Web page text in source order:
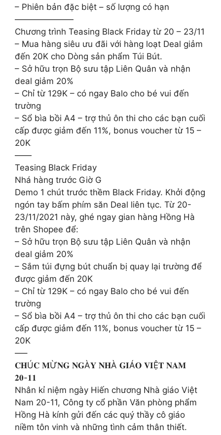
– Phiên bản đặc biệt – số lượng có hạn
———————
Chương trình Teasing Black Friday từ 20 – 23/11
– Mua hàng siêu ưu đãi với hàng loạt Deal giảm
đến 20K cho Dòng sản phẩm Túi Bút.
– Sở hữu trọn Bộ sưu tập Liên Quân và nhận
deal giảm 20%
– Chỉ từ 129K – có ngay Balo cho bé vui đến
trường
– Sổ bìa bồi A4 – trợ thủ ôn thi cho các bạn cuối
cấp được giảm đến 11%, bonus voucher từ 15 –
20K
——
Teasing Black Friday
Nhá hàng trước Giờ G
Demo 1 chút trước thềm Black Friday. Khởi động
ngón tay bấm phím săn Deal liên tục. Từ 20-
23/11/2021 này, ghé ngay gian hàng Hồng Hà
trên Shopee để:
– Sở hữu trọn Bộ sưu tập Liên Quân và nhận
deal giảm 20%
– Sắm túi đựng bút chuẩn bị quay lại trường để
được giảm đến 20K
– Chỉ từ 129K – có ngay Balo cho bé vui đến
trường
– Sổ bìa bồi A4 – trợ thủ ôn thi cho các bạn cuối
cấp được giảm đến 11%, bonus voucher từ 15 –
20K
—–
𝐂𝐇Ú𝐂 𝐌Ừ𝐍𝐆 𝐍𝐆À𝐘 𝐍𝐇À 𝐆𝐈Á𝐎 𝐕𝐈Ệ𝐓 𝐍𝐀𝐌
𝟐𝟎-𝟏𝟏
Nhân kỉ niệm ngày Hiến chương Nhà giáo Việt
Nam 20-11, Công ty cổ phần Văn phòng phẩm
Hồng Hà kính gửi đến các quý thầy cô giáo
niềm tôn vinh và những tình cảm thân thiết.